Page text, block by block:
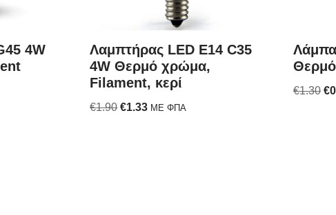
4W
Λαμπτήρας LED E14 C35
4W Θερμό χρώμα,
Filament, κερί
€1.90 €1.33 ΜΕ ΦΠΑ
€1.30 €